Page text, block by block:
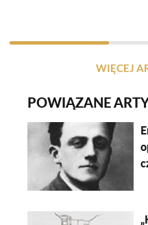
WIĘCEJ
POWIĄZANE